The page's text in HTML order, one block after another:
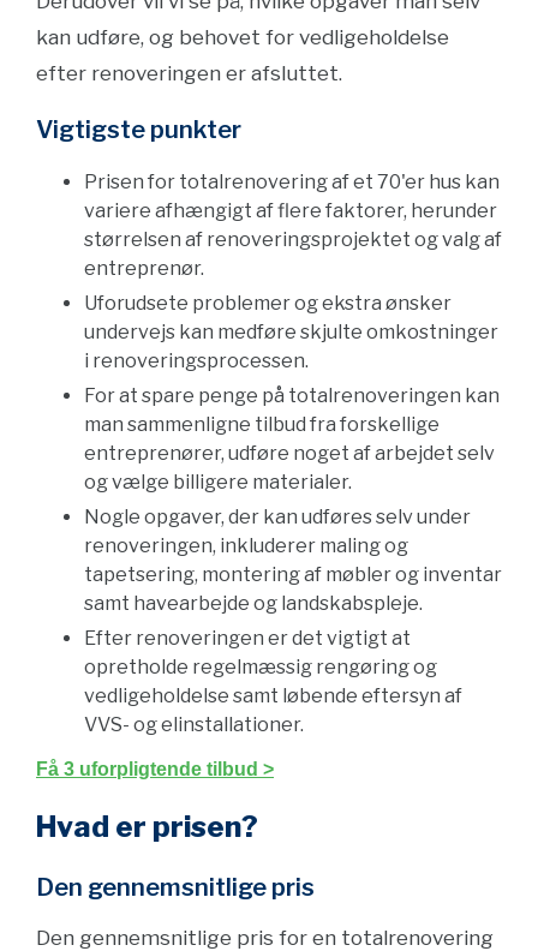
kan udføre, og behovet for vedligeholdelse
efter renoveringen er afsluttet.
Vigtigste punkter
Prisen for totalrenovering af et 70'er hus kan
variere afhængigt af flere faktorer, herunder
størrelsen af renoveringsprojektet og valg af
entreprenør.
Uforudsete problemer og ekstra ønsker
undervejs kan medføre skjulte omkostninger
i renoveringsprocessen.
For at spare penge på totalrenoveringen kan
man sammenligne tilbud fra forskellige
entreprenører, udføre noget af arbejdet selv
og vælge billigere materialer.
Nogle opgaver, der kan udføres selv under
renoveringen, inkluderer maling og
tapetsering, montering af møbler og inventar
samt havearbejde og landskabspleje.
Efter renoveringen er det vigtigt at
opretholde regelmæssig rengøring og
vedligeholdelse samt løbende eftersyn af
VVS- og elinstallationer.
Få 3 uforpligtende tilbud >
Hvad er prisen?
Den gennemsnitlige pris
Den gennemsnitlige pris for en totalrenovering